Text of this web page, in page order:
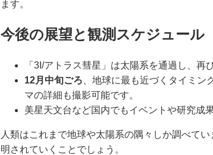
ます。
今後の展望と観測スケジュール
「3I/アトラス彗星」は太陽系を通過し、再
12月中旬ごろ 、地球に最も近づくタイミ
マの詳細も撮影可能です。
美星天文台など国内でもイベントや研究成
人類はこれまで地球や太陽系の隅々しか調べて
明されていくことでしょう。